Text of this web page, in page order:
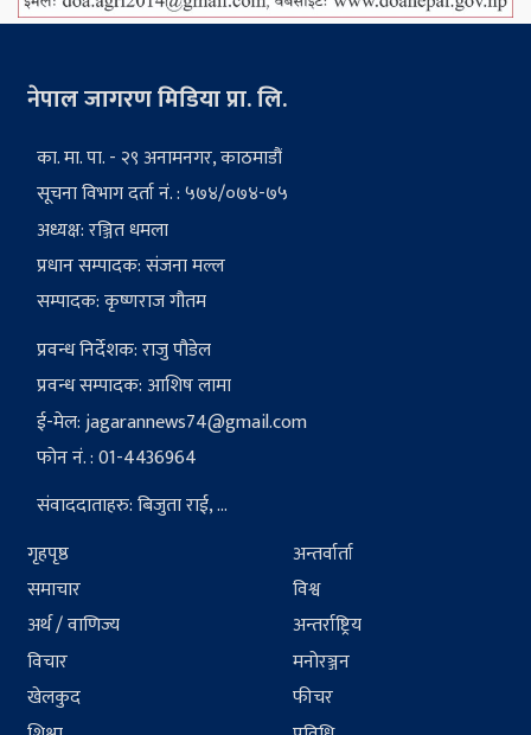
नेपाल जागरण मिडिया प्रा. लि.
का. मा. पा. - २९ अनामनगर, काठमाडौं
सूचना विभाग दर्ता नं. : ५७४/०७४-७५
अध्यक्ष: रञ्जित धमला
प्रधान सम्पादक: संजना मल्ल
सम्पादक: कृष्णराज गौतम
प्रवन्ध निर्देशक: राजु पौडेल
प्रवन्ध सम्पादक: आशिष लामा
ई-मेल:jagarannews74@gmail.com
फोन नं. : 01-4436964
संवाददाताहरु: बिजुता राई, ...
गृहपृष्ठ
समाचार
अर्थ / वाणिज्य
विचार
खेलकुद
अन्तर्वार्ता
विश्व
अन्तर्राष्ट्रिय
मनोरञ्जन
फीचर